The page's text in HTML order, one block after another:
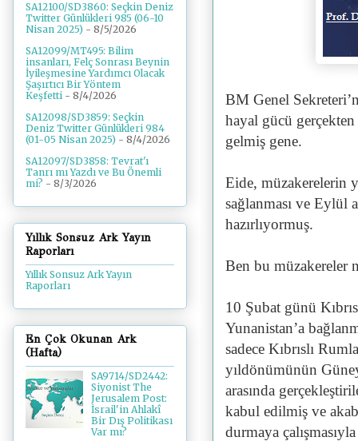
BM Genel
hayal gücü
gelmiş gene.
Eide, müzakerelerin
sağlanması ve Eylül
hazırlıyormuş.
Ben bu müzakereler
10 Şubat günü
Yunanistan’a
sadece Kıbrıslı
yıldönümünün
arasında
kabul edilmiş ve
durmaya
SA12100/SD3860: Seçkin Deniz
Twitter Günlükleri 985 (06-10
Nisan 2025) - 8/5/2026
SA12099/MT495: Bilim
insanları, Felç Sonrası Beynin
İyileşmesine Yardımcı Olacak
Şaşırtıcı Bir Yöntem
Keşfetti - 8/4/2026
SA12098/SD3859: Seçkin
Deniz Twitter Günlükleri 984
(01-05 Nisan 2025) - 8/4/2026
SA12097/SD3858: Tevrat'ı
Tanrı mı Yazdı ve Bu Önemli
mi? - 8/3/2026
Yıllık Sonsuz Ark Yayın
Raporları
Yıllık Sonsuz Ark Yayın
Raporları
En Çok Okunan Ark
(Hafta)
SA9714/SD2442:
Siyonist The
Jerusalem Post:
İsrail'in Ahlakî
Bir Dış Politikası
Var mı?